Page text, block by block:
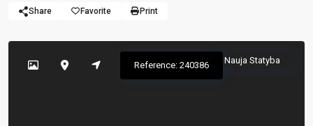
Share Favorite Print
Nauja Statyba
Reference: 240386